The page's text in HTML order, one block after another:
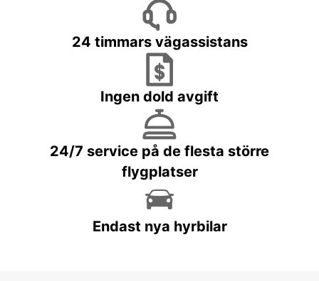
24 timmars vägassistans
Ingen dold avgift
24/7 service på de flesta större
flygplatser
Endast nya hyrbilar